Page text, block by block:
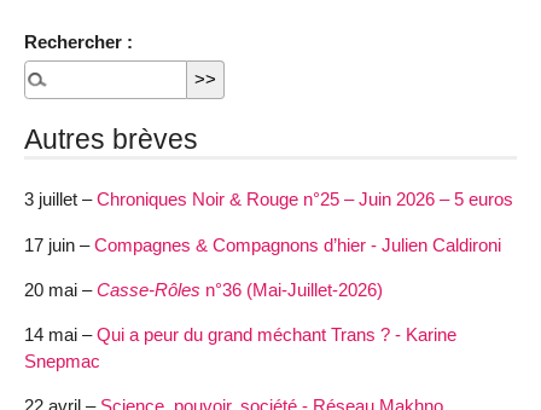
Rechercher :
Autres brèves
3 juillet –Chroniques Noir & Rouge n°25 – Juin 2026 – 5 euros
17 juin –Compagnes & Compagnons d’hier - Julien Caldironi
20 mai –Casse-Rôles n°36 (Mai-Juillet-2026)
14 mai –Qui a peur du grand méchant Trans ? - Karine
Snepmac